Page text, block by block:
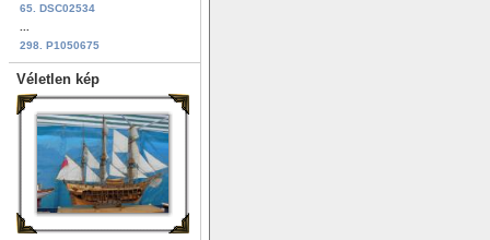
65. DSC02534
298. P1050675
Véletlen kép